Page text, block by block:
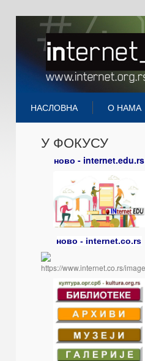
НАСЛОВНА О НАМА
У ФОКУСУ
ново - internet.edu.rs
ново - internet.co.rs